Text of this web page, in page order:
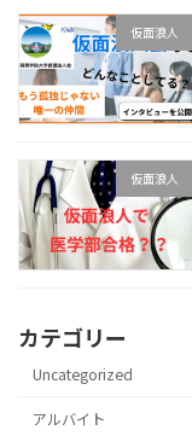
仮面浪人
仮面浪人
カテゴリー
Uncategorized
アルバイト